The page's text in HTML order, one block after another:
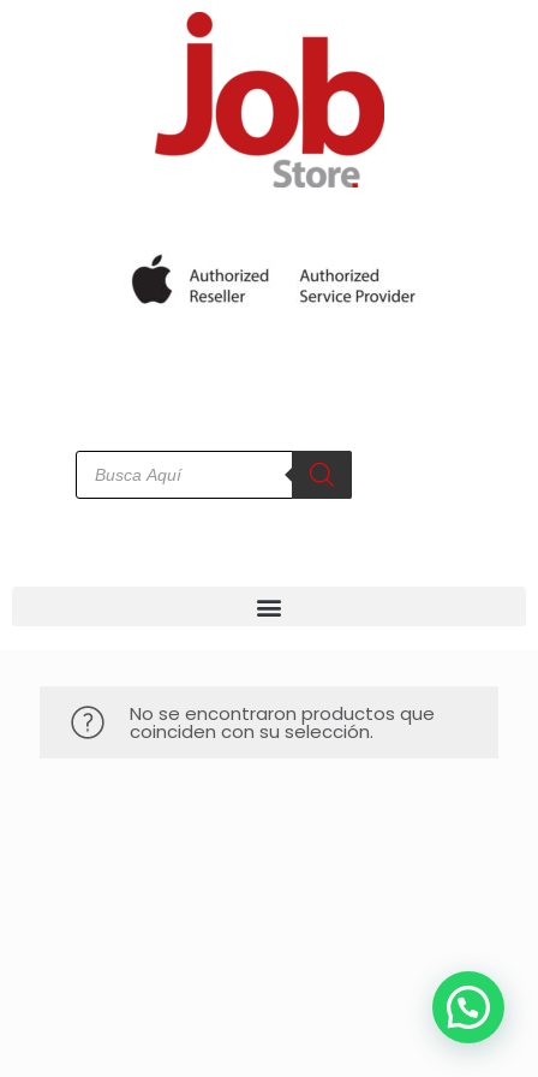
No se encontraron productos que
coinciden con su selección.